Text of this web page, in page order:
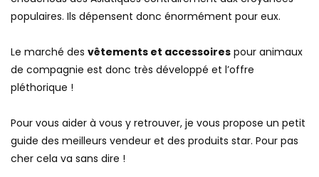
populaires. Ils dépensent donc énormément pour eux.
Le marché des vêtements et accessoires pour animaux
de compagnie est donc très développé et l’offre
pléthorique !
Pour vous aider à vous y retrouver, je vous propose un petit
guide des meilleurs vendeur et des produits star. Pour pas
cher cela va sans dire !